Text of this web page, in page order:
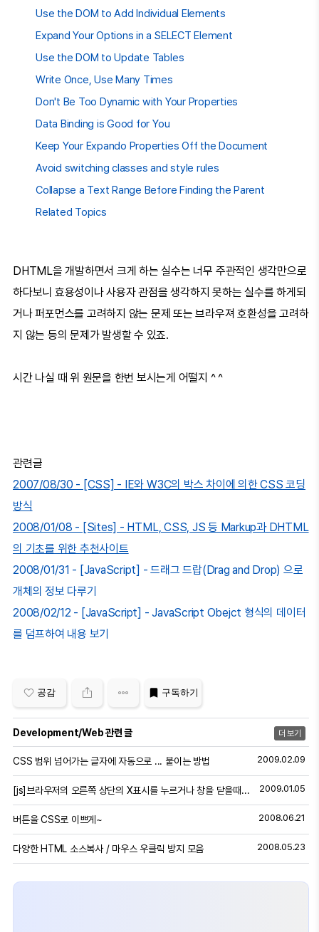
Use the DOM to Add Individual Elements
Expand Your Options in a SELECT Element
Use the DOM to Update Tables
Write Once, Use Many Times
Don't Be Too Dynamic with Your Properties
Data Binding is Good for You
Keep Your Expando Properties Off the Document
Avoid switching classes and style rules
Collapse a Text Range Before Finding the Parent
Related Topics
DHTML을 개발하면서 크게 하는 실수는 너무 주관적인 생각만으로
하다보니 효용성이나 사용자 관점을 생각하지 못하는 실수를 하게되
거나 퍼포먼스를 고려하지 않는 문제 또는 브라우져 호환성을 고려하
지 않는 등의 문제가 발생할 수 있죠.
시간 나실 때 위 원문을 한번 보시는게 어떨지 ^ ^
관련글
2007/08/30 - [CSS] - IE와 W3C의 박스 차이에 의한 CSS 코딩
방식
2008/01/08 - [Sites] - HTML, CSS, JS 등 Markup과 DHTML
의 기초를 위한 추천사이트
2008/01/31 - [JavaScript] - 드래그 드랍(Drag and Drop) 으로
개체의 정보 다루기
2008/02/12 - [JavaScript] - JavaScript Obejct 형식의 데이터
를 덤프하여 내용 보기
공감 구독하기
Development/Web 관련 글 더 보기
CSS 범위 넘어가는 글자에 자동으로 ... 붙이는 방법 2009.02.09
[js]브라우저의 오른쪽 상단의 X표시를 누르거나 창을 닫을때 이벤트 잡기! 2009.01.05
버튼을 CSS로 이쁘게~ 2008.06.21
다양한 HTML 소스복사 / 마우스 우클릭 방지 모음 2008.05.23